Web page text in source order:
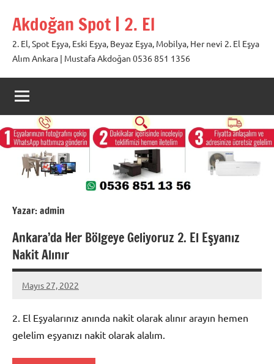
geçAkdoğan Spot | 2. El
2. El, Spot Eşya, Eski Eşya, Beyaz Eşya, Mobilya, Her nevi 2. El Eşya
Alım Ankara | Mustafa Akdoğan 0536 851 1356
Yazar:admin
Ankara’da Her Bölgeye Geliyoruz 2. El Eşyanız
Nakit Alınır
Mayıs 27, 2022
admin
2. El Eşyalarınız anında nakit olarak alınır arayın hemen
gelelim eşyanızı nakit olarak alalım.